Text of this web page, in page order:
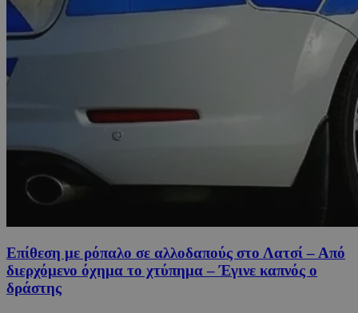
Επίθεση με ρόπαλο σε αλλοδαπούς στο Λατσί – Από
διερχόμενο όχημα το χτύπημα – Έγινε καπνός ο
δράστης